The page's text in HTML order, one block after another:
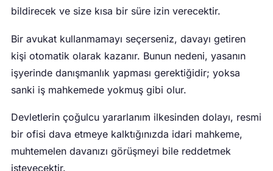
bildirecek ve size kısa bir süre izin verecektir.
Bir avukat kullanmamayı seçerseniz, davayı getiren
kişi otomatik olarak kazanır. Bunun nedeni, yasanın
işyerinde danışmanlık yapması gerektiğidir; yoksa
sanki iş mahkemede yokmuş gibi olur.
Devletlerin çoğulcu yararlanım ilkesinden dolayı, resmi
bir ofisi dava etmeye kalktığınızda idari mahkeme,
muhtemelen davanızı görüşmeyi bile reddetmek
isteyecektir.